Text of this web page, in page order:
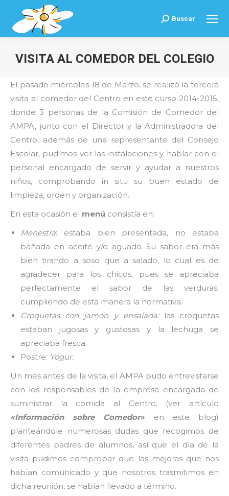
Buscar:
Buscar
VISITA AL COMEDOR DEL COLEGIO
El pasado miércoles 18 de Marzo, se realizó la tercera
visita al comedor del Centro en este curso 2014-2015,
donde 3 personas de la Comisión de Comedor del
AMPA, junto con el Director y la Administradora del
Centro, además de una representante del Consejo
Escolar, pudimos ver las instalaciones y hablar con el
personal encargado de servir y ayudar a nuestros
niños, comprobando in situ su buen estado de
limpieza, orden y organización.
En esta ocasión el menú consistía en:
Menestra: estaba bien presentada, no estaba
bañada en aceite y/o aguada. Su sabor era más
bien tirando a soso que a salado, lo cual es de
agradecer para los chicos, pues se apreciaba
perfectamente el sabor de las verduras,
cumpliendo de esta manera la normativa.
Croquetas con jamón y ensalada:las croquetas
estaban jugosas y gustosas y la lechuga se
apreciaba fresca.
Postre: Yogur.
Un mes antes de la visita, el AMPA pudo entrevistarse
con los responsables de la empresa encargada de
suministrar la comida al Centro, (ver artículo
«Información sobre Comedor» en este blog)
planteándole numerosas dudas que recogimos de
diferentes padres de alumnos, así que el día de la
visita pudimos comprobar que las mejoras que nos
habían comunicado y que nosotros trasmitimos en
dicha reunión, se habían llevado a término.